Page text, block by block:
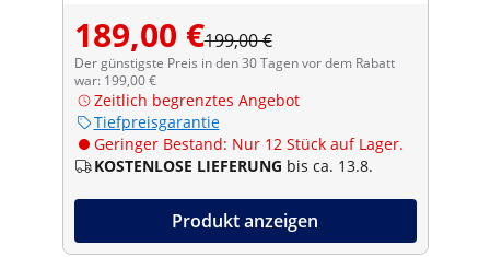
189,00 €199,00 €
Der günstigste Preis in den 30 Tagen vor dem Rabatt
war: 199,00 €
Zeitlich begrenztes Angebot
Tiefpreisgarantie
Geringer Bestand: Nur 12 Stück auf Lager.
KOSTENLOSE LIEFERUNG bis ca. 13.8.
Produkt anzeigen